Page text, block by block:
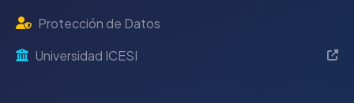
Protección de Datos
Universidad ICESI